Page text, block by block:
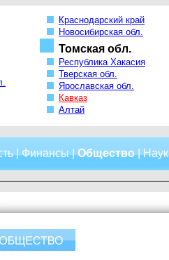
Краснодарский край
Новосибирская обл.
Томская обл.
Республика Хакасия
Тверская обл.
Ярославская обл.
Кавказ
Алтай
|Финансы|Общество|